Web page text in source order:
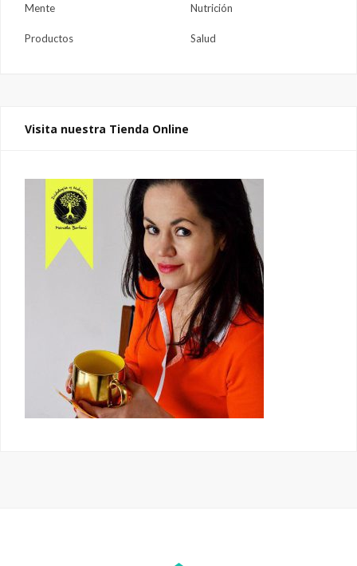
Mente Nutrición
Productos Salud
Visita nuestra Tienda Online